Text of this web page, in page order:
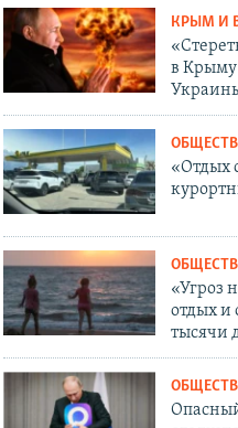
КРЫМ И
в Крыму
«Отдых
«Угроз
отдых и
тысячи